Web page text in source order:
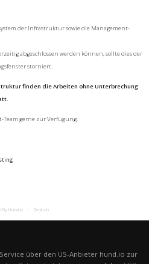
der Infrastruktur sowie die Management-
abgeschlossen werden können, sollte dies der
storniert.
finden die Arbeiten ohne Unterbrechung
Team gerne zur Verfügung.
By Hund.io Deutsch
über den US-Anbieter hund.io zur